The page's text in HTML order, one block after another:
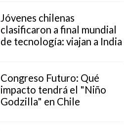
Jóvenes chilenas
clasificaron a final mundial
de tecnología: viajan a India
Congreso Futuro: Qué
impacto tendrá el "Niño
Godzilla" en Chile